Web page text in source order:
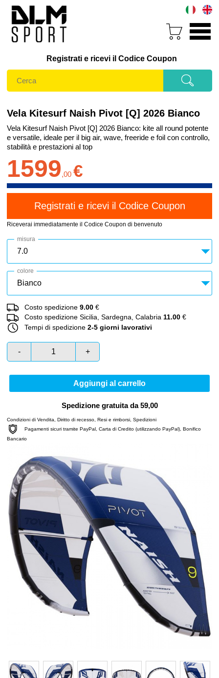
Registrati e ricevi il Codice Coupon
Vela Kitesurf Naish Pivot [Q] 2026 Bianco
Vela Kitesurf Naish Pivot [Q] 2026 Bianco: kite all round potente
e versatile, ideale per il big air, wave, freeride e foil con controllo,
stabilità e prestazioni al top
1599,00 €
Riceverai immediatamente il Codice Coupon di benvenuto
misura
colore
Costo spedizione 9.00 €
Costo spedizione Sicilia, Sardegna, Calabria 11.00 €
Tempi di spedizione 2-5 giorni lavorativi
- +
Aggiungi al carrello
Spedizione gratuita da 59,00
Condizioni di Vendita Diritto di recesso Resi e rimborsi Spedizioni
Pagamenti sicuri tramite PayPal, Carta di Credito (utilizzando PayPal), Bonifico
Bancario